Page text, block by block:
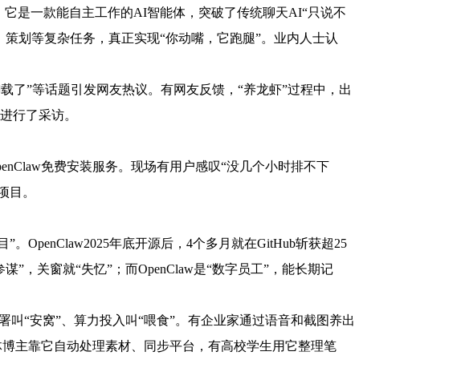
是一款能自主工作的AI智能体，突破了传统聊天AI“只说不
划等复杂任务，真正实现“你动嘴，它跑腿”。业内人士认
了”等话题引发网友热议。有网友反馈，“养龙虾”过程中，出
行了采访。
免费安装服务。现场有用户感叹“没几个小时排不下
目。
。OpenClaw2025年底开源后，4个多月就在GitHub斩获超25
”，关窗就“失忆”；而OpenClaw是“数字员工”，能长期记
“安窝”、算力投入叫“喂食”。有企业家通过语音和截图养出
主靠它自动处理素材、同步平台，有高校学生用它整理笔